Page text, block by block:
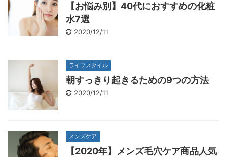
【お悩み別】40代におすすめの化粧
水7選
2020/12/11
ライフスタイル
朝すっきり起きるための9つの方法
2020/12/11
メンズケア
【2020年】メンズ毛穴ケア商品人気